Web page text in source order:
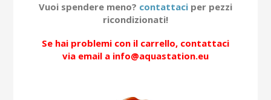
Vuoi spendere meno? contattaciper pezzi
ricondizionati!
Se hai problemi con il carrello, contattaci
via email a info@aquastation.eu